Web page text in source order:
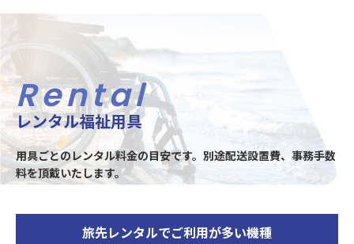
Rental
レンタル福祉用具
用具ごとのレンタル料金の目安です。別途配送設置費、事務手数
料を頂戴いたします。
旅先レンタルでご利用が多い機種